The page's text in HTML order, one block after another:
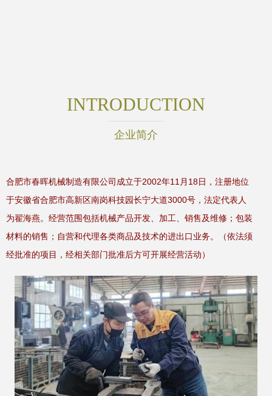
INTRODUCTION
企业简介
合肥市春晖机械制造有限公司成立于2002年11月18日，注册地位
于安徽省合肥市高新区南岗科技园长宁大道3000号，法定代表人
为翟海燕。经营范围包括机械产品开发、加工、销售及维修；包装
材料的销售；自营和代理各类商品及技术的进出口业务。（依法须
经批准的项目，经相关部门批准后方可开展经营活动）